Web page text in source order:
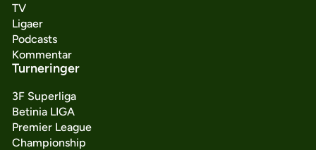
TV
Ligaer
Podcasts
Kommentar
Turneringer
3F Superliga
Betinia LIGA
Premier League
Championship